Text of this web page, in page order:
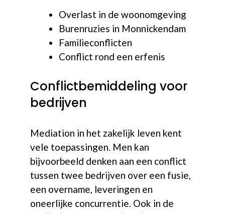
Overlast in de woonomgeving
Burenruzies in Monnickendam
Familieconflicten
Conflict rond een erfenis
Conflictbemiddeling voor
bedrijven
Mediation in het zakelijk leven kent
vele toepassingen. Men kan
bijvoorbeeld denken aan een conflict
tussen twee bedrijven over een fusie,
een overname, leveringen en
oneerlijke concurrentie. Ook in de